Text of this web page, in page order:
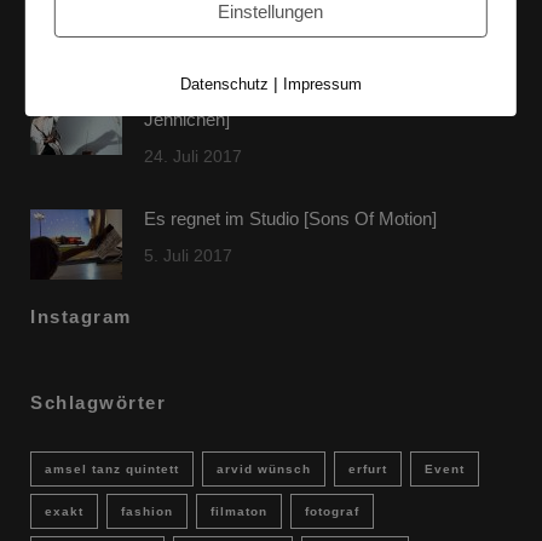
9. Oktober 2017
FLAMINGOCAT Premium Collection [Susann
Jehnichen]
24. Juli 2017
Es regnet im Studio [Sons Of Motion]
5. Juli 2017
Instagram
Schlagwörter
amsel tanz quintett arvid wünsch erfurt Event
exakt fashion filmaton fotograf
Einstellungen
Datenschutz | Impressum